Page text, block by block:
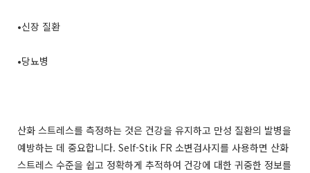
•신장 질환
•당뇨병
산화 스트레스를 측정하는 것은 건강을 유지하고 만성 질환의 발병을
예방하는 데 중요합니다. Self-Stik FR 소변검사지를 사용하면 산화
스트레스 수준을 쉽고 정확하게 추적하여 건강에 대한 귀중한 정보를